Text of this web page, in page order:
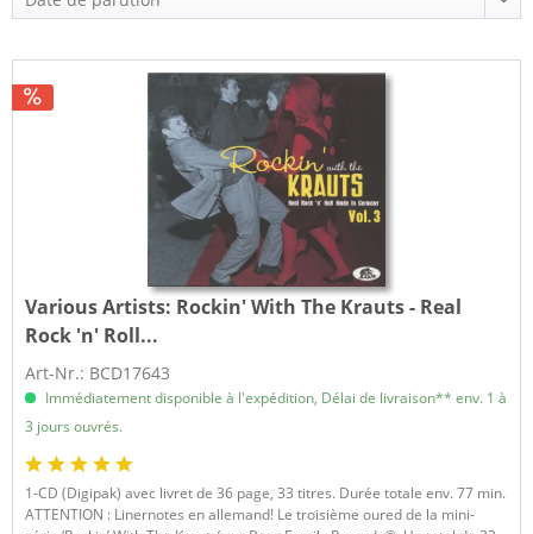
Various Artists: Rockin' With The Krauts - Real
Rock 'n' Roll...
Art-Nr.: BCD17643
Immédiatement disponible à l'expédition, Délai de livraison** env. 1 à
3 jours ouvrés.
1-CD (Digipak) avec livret de 36 page, 33 titres. Durée totale env. 77 min.
ATTENTION : Linernotes en allemand! Le troisième oured de la mini-